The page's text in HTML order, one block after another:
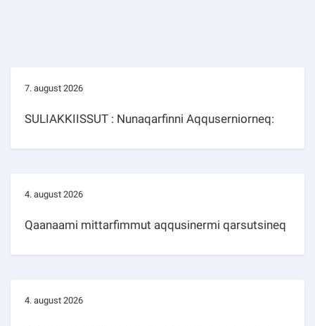
7. august 2026
SULIAKKIISSUT : Nunaqarfinni Aqquserniorneq:
4. august 2026
Qaanaami mittarfimmut aqqusinermi qarsutsineq
4. august 2026